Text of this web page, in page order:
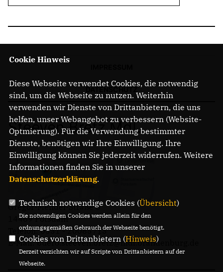
Steeven Bretz MdL
Gregor-Mendel-Straße 3
14469 Potsdam
Telefon: 0331 - 20085713
E-Mail: buero.steeven.bretz@mdl.brandenburg.de
Cookie Hinweis
Diese Webseite verwendet Cookies, die notwendig
sind, um die Webseite zu nutzen. Weiterhin
verwenden wir Dienste von Drittanbietern, die uns
helfen, unser Webangebot zu verbessern (Website-
Optmierung). Für die Verwendung bestimmter
Dienste, benötigen wir Ihre Einwilligung. Ihre
Einwilligung können Sie jederzeit widerrufen. Weitere
Informationen finden Sie in unserer
Datenschutzerklärung.
Technisch notwendige Cookies (Übersicht)
Die notwendigen Cookies werden allein für den
ordnungsgemäßen Gebrauch der Webseite benötigt.
Cookies von Drittanbietern (Hinweis)
Derzeit verzichten wir auf Scripte von Drittanbietern auf der
Webseite.